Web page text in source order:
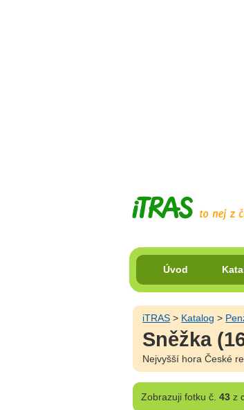
Úvod
iTRAS > Katalog >
Sněžka
Nejvyšší hora České
Zobrazujifotku č. 43z